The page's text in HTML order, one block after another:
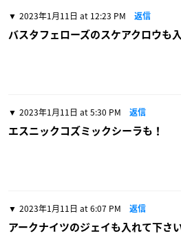
2023年1月11日 at 12:23 PM 返信
バスタフェローズのスケアクロウも
2023年1月11日 at 5:30 PM 返信
エスニックコズミックシーラも！
2023年1月11日 at 6:07 PM 返信
アークナイツのジェイも入れて下さい